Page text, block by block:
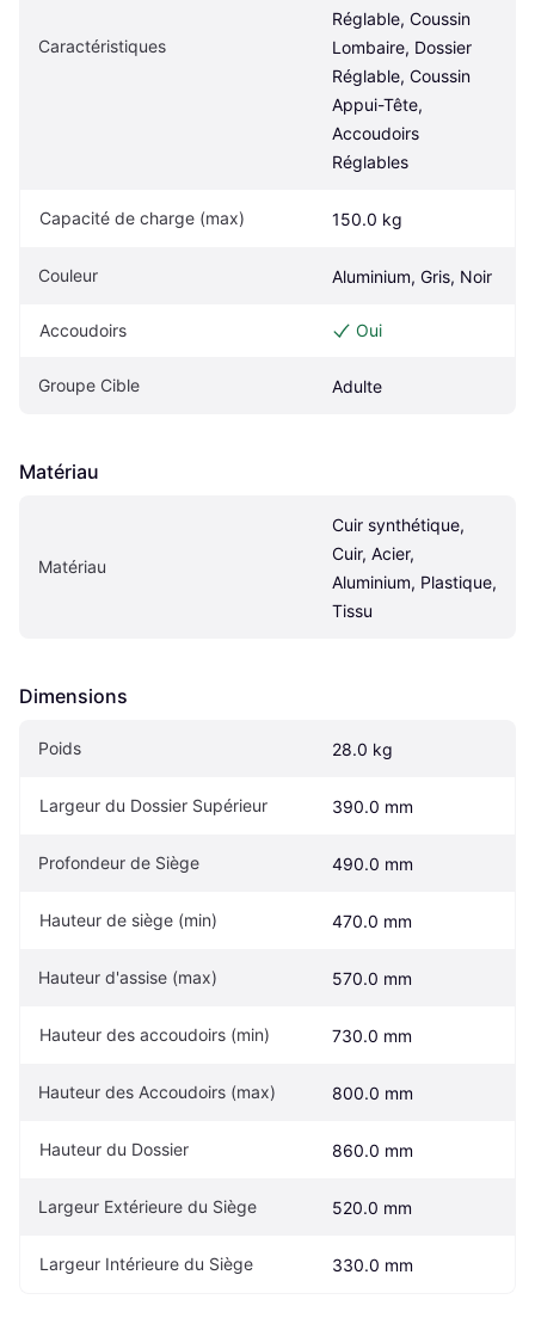
Caractéristiques
Réglable, Coussin
Lombaire, Dossier
Réglable, Coussin
Appui-Tête,
Accoudoirs
Réglables
Capacité de charge (max) 150.0 kg
Couleur Aluminium, Gris, Noir
Accoudoirs Oui
Groupe Cible Adulte
Matériau
Matériau
Cuir synthétique,
Cuir, Acier,
Aluminium, Plastique,
Tissu
Dimensions
Poids 28.0 kg
Largeur du Dossier Supérieur 390.0 mm
Profondeur de Siège 490.0 mm
Hauteur de siège (min) 470.0 mm
Hauteur d'assise (max) 570.0 mm
Hauteur des accoudoirs (min) 730.0 mm
Hauteur des Accoudoirs (max) 800.0 mm
Hauteur du Dossier 860.0 mm
Largeur Extérieure du Siège 520.0 mm
Largeur Intérieure du Siège 330.0 mm